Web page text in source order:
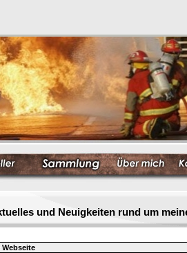
und Neuigkeiten rund um
Webseite